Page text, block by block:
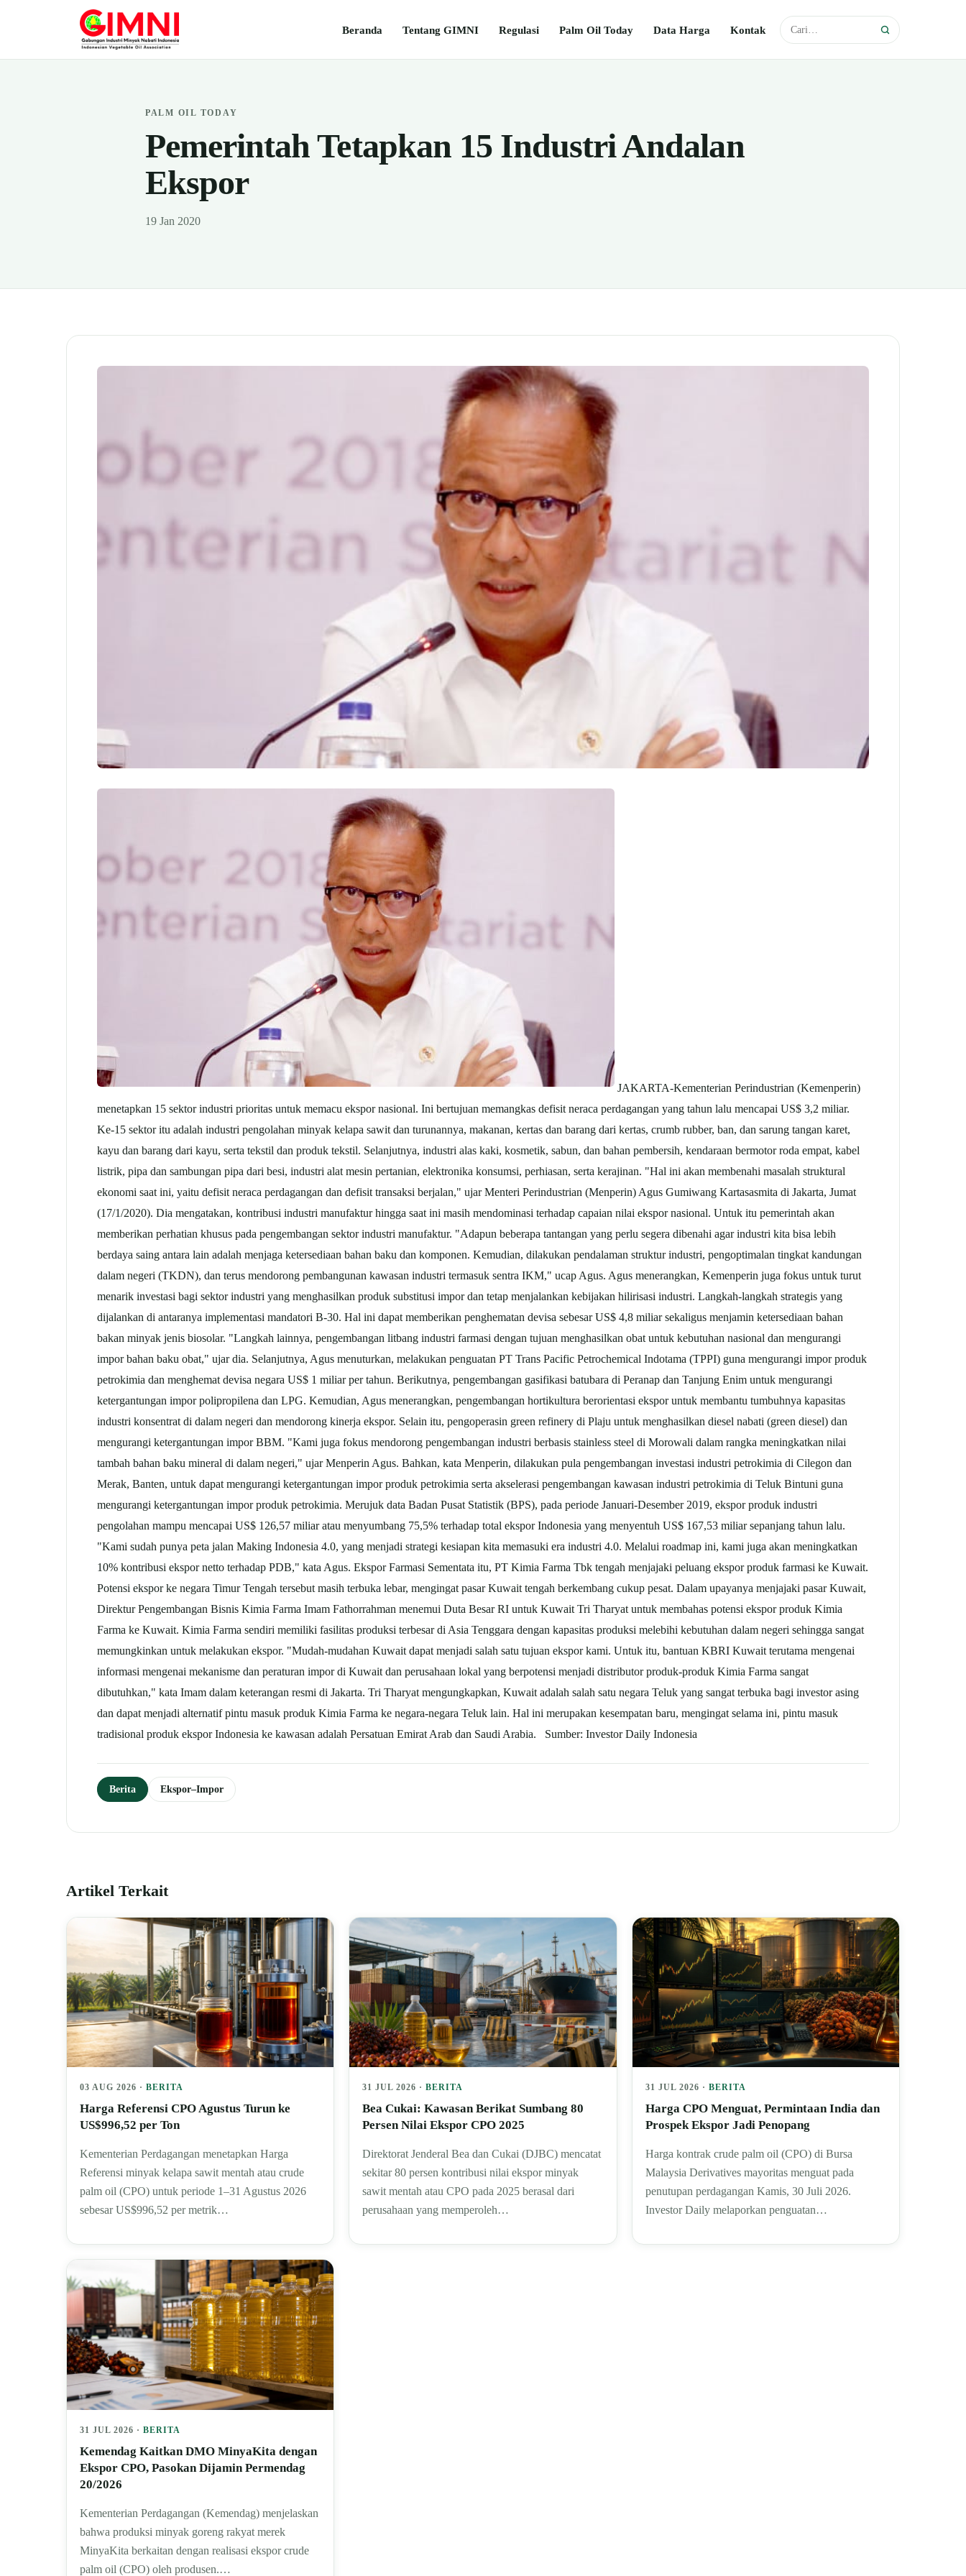
Beranda Tentang GIMNI Regulasi Palm Oil Today Data Harga Kontak
PALM OIL TODAY
Pemerintah Tetapkan 15 Industri Andalan
Ekspor
19 Jan 2020
JAKARTA-Kementerian Perindustrian (Kemenperin)
menetapkan 15 sektor industri prioritas untuk memacu ekspor nasional. Ini bertujuan memangkas defisit neraca perdagangan yang tahun lalu mencapai US$ 3,2 miliar.
Ke-15 sektor itu adalah industri pengolahan minyak kelapa sawit dan turunannya, makanan, kertas dan barang dari kertas, crumb rubber, ban, dan sarung tangan karet,
kayu dan barang dari kayu, serta tekstil dan produk tekstil. Selanjutnya, industri alas kaki, kosmetik, sabun, dan bahan pembersih, kendaraan bermotor roda empat, kabel
listrik, pipa dan sambungan pipa dari besi, industri alat mesin pertanian, elektronika konsumsi, perhiasan, serta kerajinan. "Hal ini akan membenahi masalah struktural
ekonomi saat ini, yaitu defisit neraca perdagangan dan defisit transaksi berjalan," ujar Menteri Perindustrian (Menperin) Agus Gumiwang Kartasasmita di Jakarta, Jumat
(17/1/2020). Dia mengatakan, kontribusi industri manufaktur hingga saat ini masih mendominasi terhadap capaian nilai ekspor nasional. Untuk itu pemerintah akan
memberikan perhatian khusus pada pengembangan sektor industri manufaktur. "Adapun beberapa tantangan yang perlu segera dibenahi agar industri kita bisa lebih
berdaya saing antara lain adalah menjaga ketersediaan bahan baku dan komponen. Kemudian, dilakukan pendalaman struktur industri, pengoptimalan tingkat kandungan
dalam negeri (TKDN), dan terus mendorong pembangunan kawasan industri termasuk sentra IKM," ucap Agus. Agus menerangkan, Kemenperin juga fokus untuk turut
menarik investasi bagi sektor industri yang menghasilkan produk substitusi impor dan tetap menjalankan kebijakan hilirisasi industri. Langkah-langkah strategis yang
dijalankan di antaranya implementasi mandatori B-30. Hal ini dapat memberikan penghematan devisa sebesar US$ 4,8 miliar sekaligus menjamin ketersediaan bahan
bakan minyak jenis biosolar. "Langkah lainnya, pengembangan litbang industri farmasi dengan tujuan menghasilkan obat untuk kebutuhan nasional dan mengurangi
impor bahan baku obat," ujar dia. Selanjutnya, Agus menuturkan, melakukan penguatan PT Trans Pacific Petrochemical Indotama (TPPI) guna mengurangi impor produk
petrokimia dan menghemat devisa negara US$ 1 miliar per tahun. Berikutnya, pengembangan gasifikasi batubara di Peranap dan Tanjung Enim untuk mengurangi
ketergantungan impor polipropilena dan LPG. Kemudian, Agus menerangkan, pengembangan hortikultura berorientasi ekspor untuk membantu tumbuhnya kapasitas
industri konsentrat di dalam negeri dan mendorong kinerja ekspor. Selain itu, pengoperasin green refinery di Plaju untuk menghasilkan diesel nabati (green diesel) dan
mengurangi ketergantungan impor BBM. "Kami juga fokus mendorong pengembangan industri berbasis stainless steel di Morowali dalam rangka meningkatkan nilai
tambah bahan baku mineral di dalam negeri," ujar Menperin Agus. Bahkan, kata Menperin, dilakukan pula pengembangan investasi industri petrokimia di Cilegon dan
Merak, Banten, untuk dapat mengurangi ketergantungan impor produk petrokimia serta akselerasi pengembangan kawasan industri petrokimia di Teluk Bintuni guna
mengurangi ketergantungan impor produk petrokimia. Merujuk data Badan Pusat Statistik (BPS), pada periode Januari-Desember 2019, ekspor produk industri
pengolahan mampu mencapai US$ 126,57 miliar atau menyumbang 75,5% terhadap total ekspor Indonesia yang menyentuh US$ 167,53 miliar sepanjang tahun lalu.
"Kami sudah punya peta jalan Making Indonesia 4.0, yang menjadi strategi kesiapan kita memasuki era industri 4.0. Melalui roadmap ini, kami juga akan meningkatkan
10% kontribusi ekspor netto terhadap PDB," kata Agus. Ekspor Farmasi Sementata itu, PT Kimia Farma Tbk tengah menjajaki peluang ekspor produk farmasi ke Kuwait.
Potensi ekspor ke negara Timur Tengah tersebut masih terbuka lebar, mengingat pasar Kuwait tengah berkembang cukup pesat. Dalam upayanya menjajaki pasar Kuwait,
Direktur Pengembangan Bisnis Kimia Farma Imam Fathorrahman menemui Duta Besar RI untuk Kuwait Tri Tharyat untuk membahas potensi ekspor produk Kimia
Farma ke Kuwait. Kimia Farma sendiri memiliki fasilitas produksi terbesar di Asia Tenggara dengan kapasitas produksi melebihi kebutuhan dalam negeri sehingga sangat
memungkinkan untuk melakukan ekspor. "Mudah-mudahan Kuwait dapat menjadi salah satu tujuan ekspor kami. Untuk itu, bantuan KBRI Kuwait terutama mengenai
informasi mengenai mekanisme dan peraturan impor di Kuwait dan perusahaan lokal yang berpotensi menjadi distributor produk-produk Kimia Farma sangat
dibutuhkan," kata Imam dalam keterangan resmi di Jakarta. Tri Tharyat mengungkapkan, Kuwait adalah salah satu negara Teluk yang sangat terbuka bagi investor asing
dan dapat menjadi alternatif pintu masuk produk Kimia Farma ke negara-negara Teluk lain. Hal ini merupakan kesempatan baru, mengingat selama ini, pintu masuk
tradisional produk ekspor Indonesia ke kawasan adalah Persatuan Emirat Arab dan Saudi Arabia. Sumber: Investor Daily Indonesia
Berita Ekspor–Impor
Artikel Terkait
03 AUG 2026 · BERITA
Harga Referensi CPO Agustus Turun ke
US$996,52 per Ton
Kementerian Perdagangan menetapkan Harga
Referensi minyak kelapa sawit mentah atau crude
palm oil (CPO) untuk periode 1–31 Agustus 2026
sebesar US$996,52 per metrik…
31 JUL 2026 ·BERITA
Bea Cukai: Kawasan Berikat Sumbang 80
Persen Nilai Ekspor CPO 2025
Direktorat Jenderal Bea dan Cukai (DJBC) mencatat
sekitar 80 persen kontribusi nilai ekspor minyak
sawit mentah atau CPO pada 2025 berasal dari
perusahaan yang memperoleh…
31 JUL 2026 · BERITA
Harga CPO Menguat, Permintaan India dan
Prospek Ekspor Jadi Penopang
Harga kontrak crude palm oil (CPO) di Bursa
Malaysia Derivatives mayoritas menguat pada
penutupan perdagangan Kamis, 30 Juli 2026.
Investor Daily melaporkan penguatan…
31 JUL 2026 · BERITA
Kemendag Kaitkan DMO MinyaKita dengan
Ekspor CPO, Pasokan Dijamin Permendag
20/2026
Kementerian Perdagangan (Kemendag) menjelaskan
bahwa produksi minyak goreng rakyat merek
MinyaKita berkaitan dengan realisasi ekspor crude
palm oil (CPO) oleh produsen.…